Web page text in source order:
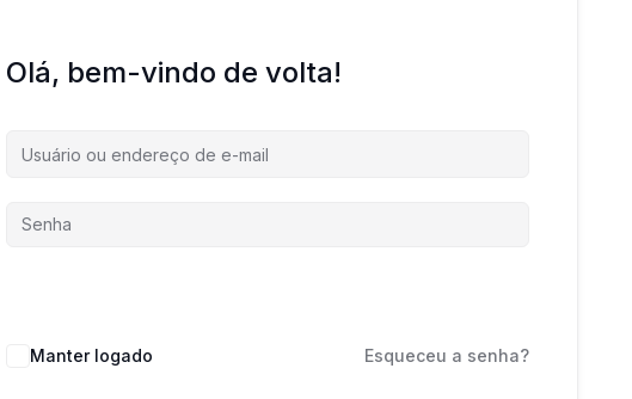
Olá, bem-vindo de volta!
Manter logado Esqueceu a senha?